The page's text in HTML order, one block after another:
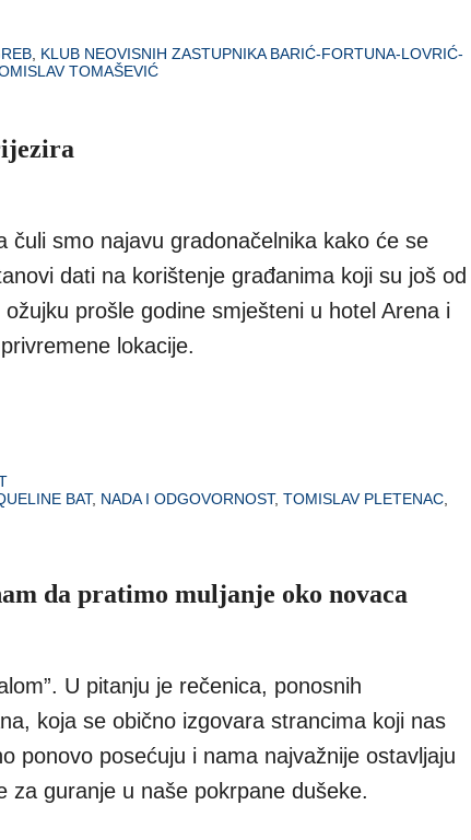
, KLUB NEOVISNIH ZASTUPNIKA BARIĆ-FORTUNA-LOVRIĆ-
TOMAŠEVIĆ
čuli smo najavu gradonačelnika kako će se
dati na korištenje građanima koji su još od
prošle godine smješteni u hotel Arena i
lokacije.
BAT, NADA I ODGOVORNOST, TOMISLAV PLETENAC
da pratimo muljanje oko novaca
U pitanju je rečenica, ponosnih
koja se obično izgovara strancima koji nas
ponovo posećuju i nama najvažnije ostavljaju
za guranje u naše pokrpane dušeke.